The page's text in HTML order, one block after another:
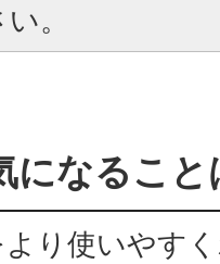
。
になるこ
り使いやす